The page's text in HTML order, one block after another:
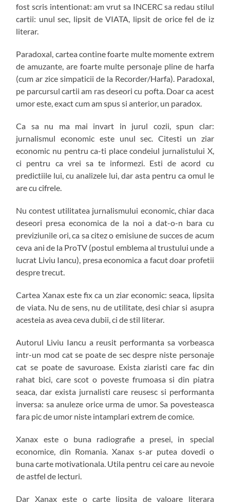
fost scris intentionat: am vrut sa INCERC sa redau stilul
cartii: unul sec, lipsit de VIATA, lipsit de orice fel de iz
literar.
Paradoxal, cartea contine foarte multe momente extrem
de amuzante, are foarte multe personaje pline de harfa
(cum ar zice simpaticii de la Recorder/Harfa). Paradoxal,
pe parcursul cartii am ras deseori cu pofta. Doar ca acest
umor este, exact cum am spus si anterior, un paradox.
Ca sa nu ma mai invart in jurul cozii, spun clar:
jurnalismul economic este unul sec. Citesti un ziar
economic nu pentru ca-ti place condeiul jurnalistului X,
ci pentru ca vrei sa te informezi. Esti de acord cu
predictiile lui, cu analizele lui, dar asta pentru ca omul le
are cu cifrele.
Nu contest utilitatea jurnalismului economic, chiar daca
deseori presa economica de la noi a dat-o-n bara cu
previziunile ori, ca sa citez o emisiune de succes de acum
ceva ani de la ProTV (postul emblema al trustului unde a
lucrat Liviu Iancu), presa economica a facut doar profetii
despre trecut.
Cartea Xanax este fix ca un ziar economic: seaca, lipsita
de viata. Nu de sens, nu de utilitate, desi chiar si asupra
acesteia as avea ceva dubii, ci de stil literar.
Autorul Liviu Iancu a reusit performanta sa vorbeasca
intr-un mod cat se poate de sec despre niste personaje
cat se poate de savuroase. Exista ziaristi care fac din
rahat bici, care scot o poveste frumoasa si din piatra
seaca, dar exista jurnalisti care reusesc si performanta
inversa: sa anuleze orice urma de umor. Sa povesteasca
fara pic de umor niste intamplari extrem de comice.
Xanax este o buna radiografie a presei, in special
economice, din Romania. Xanax s-ar putea dovedi o
buna carte motivationala. Utila pentru cei care au nevoie
de astfel de lecturi.
Dar Xanax este o carte lipsita de valoare literara